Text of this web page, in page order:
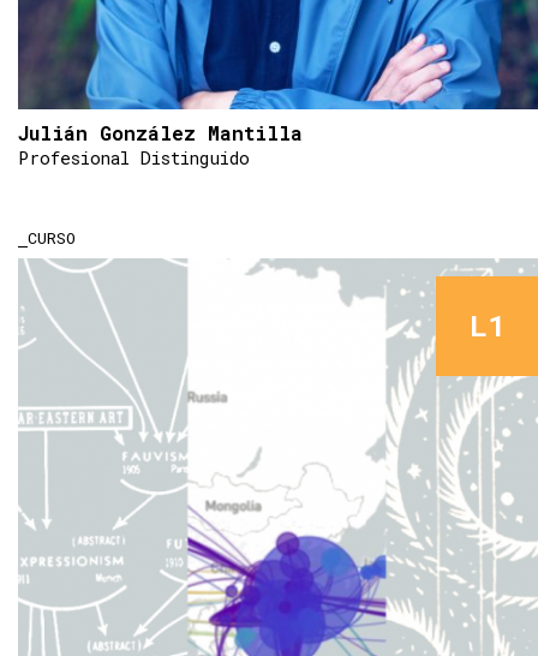
Julián González Mantilla
Profesional Distinguido
CURSO
L1